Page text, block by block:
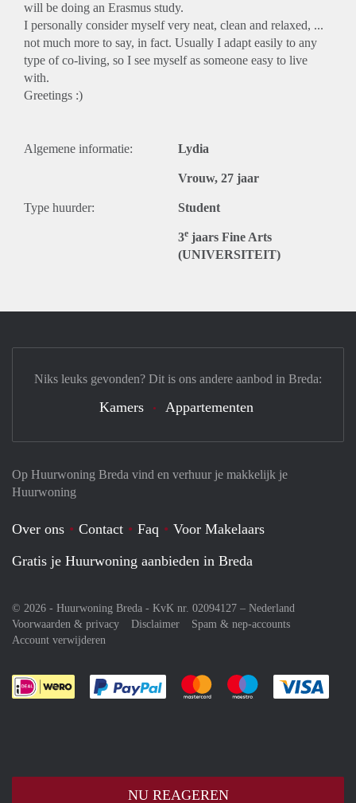
will be doing an Erasmus study.
I personally consider myself very neat, clean and relaxed, ...
not much more to say, in fact. Usually I adapt easily to any
type of co-living, so I see myself as someone easy to live
with.
Greetings :)
Algemene informatie: Lydia
Vrouw, 27 jaar
Type huurder: Student
3e jaars Fine Arts
(UNIVERSITEIT)
NU REAGEREN
Op Huurwoning Breda vind en verhuur je makkelijk je
Huurwoning
Over ons Contact Faq
Voor Makelaars
Gratis je Huurwoning aanbieden in Breda
© 2026 - Huurwoning Breda - KvK nr. 02094127 – Nederland
Voorwaarden & privacy
Disclaimer
Spam & nep-accounts
Account verwijderen
Je rekent gemakkelijk af met Paypal
Je rekent gemakkelijk af met
Je rekent
Niks leuks gevonden? Dit is ons andere aanbod in Breda:
Kamers Appartementen